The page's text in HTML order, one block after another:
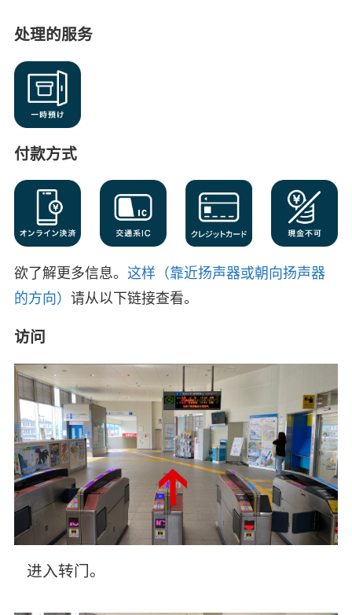
处理的服务
付款方式
欲了解更多信息。 这样（靠近扬声器或朝向扬声器
的方向） 请从以下链接查看。
访问
进入转门。